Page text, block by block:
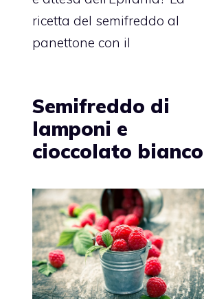
ricetta del semifreddo al
panettone con il
Semifreddo di
lamponi e
cioccolato bianco